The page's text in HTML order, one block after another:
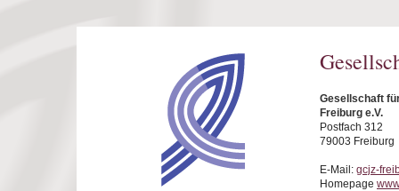
Gesellschaft
Freiburg e.V.
Postfach 312
79003 Freiburg
E-Mail: gcjz-
Homepage